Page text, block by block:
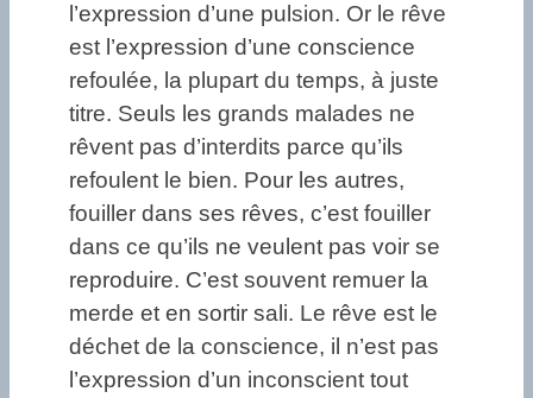
l’expression d’une pulsion. Or le rêve
est l’expression d’une conscience
refoulée, la plupart du temps, à juste
titre. Seuls les grands malades ne
rêvent pas d’interdits parce qu’ils
refoulent le bien. Pour les autres,
fouiller dans ses rêves, c’est fouiller
dans ce qu’ils ne veulent pas voir se
reproduire. C’est souvent remuer la
merde et en sortir sali. Le rêve est le
déchet de la conscience, il n’est pas
l’expression d’un inconscient tout